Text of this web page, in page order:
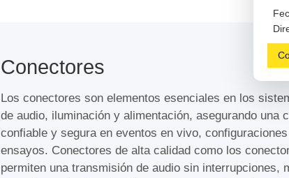
Conectores
Los conectores son elementos esenciales en los
de audio, iluminación y alimentación, asegurando una
confiable y segura en eventos en vivo,
ensayos. Conectores de alta calidad como los
permiten una transmisión de audio sin interrupciones,